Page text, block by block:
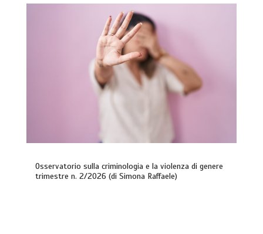
Osservatorio sulla criminologia e la violenza di genere
trimestre n. 2/2026 (di Simona Raffaele)